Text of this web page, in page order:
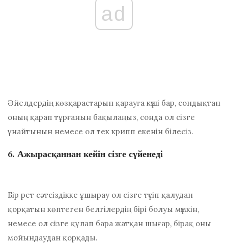
ad
Әйелдердің көзқарастарын қарауға күші бар, сондықтан
оның қарап тұрғанын бақылаңыз, сонда ол сізге
ұнайтынын немесе ол тек крипп екенін білесіз.
6. Ажырасқаннан кейін сізге сүйенеді
Бір рет сәтсіздікке ұшырау ол сізге түсіп қалудан
қорқатын көптеген белгілердің бірі болуы мүмкін,
немесе ол сізге құлап бара жатқан шығар, бірақ оны
мойындаудан қорқады.